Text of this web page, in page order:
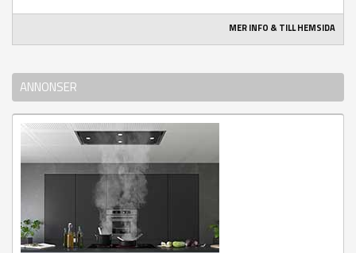
MER INFO & TILL HEMSIDA
ANNONSER